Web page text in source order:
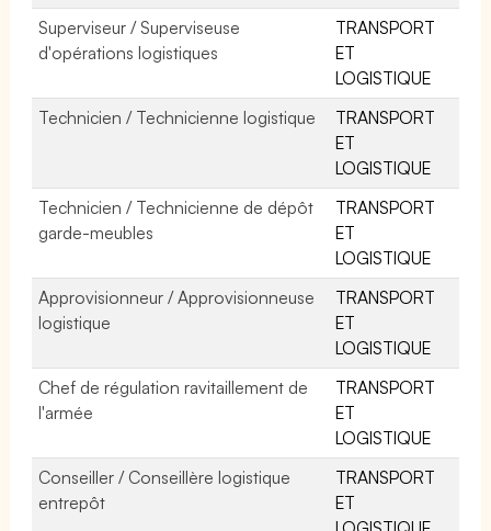
Superviseur / Superviseuse
d'opérations logistiques
TRANSPORT
ET
LOGISTIQUE
Technicien / Technicienne logistique
TRANSPORT
ET
LOGISTIQUE
Technicien / Technicienne de dépôt
garde-meubles
TRANSPORT
ET
LOGISTIQUE
Approvisionneur / Approvisionneuse
logistique
TRANSPORT
ET
LOGISTIQUE
Chef de régulation ravitaillement de
l'armée
TRANSPORT
ET
LOGISTIQUE
Conseiller / Conseillère logistique
entrepôt
TRANSPORT
ET